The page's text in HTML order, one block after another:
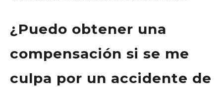
¿Puedo obtener una
compensación si se me
culpa por un accidente de